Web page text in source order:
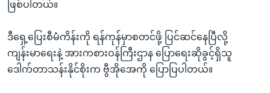
ဖြစ်ပါတယ်။
ဒီရှေ့ပြေးစီမံကိန်းကို ရန်ကုန်မှာစတင်ဖို့ ပြင်ဆင်နေပြီလို့
ကျန်းမာရေးနဲ့ အားကစားဝန်ကြီးဌာန ပြောရေးဆိုခွင့်ရှိသူ
ဒေါက်တာသန်းနိုင်စိုးက ဗွီအိုအေကို ပြောပြပါတယ်။